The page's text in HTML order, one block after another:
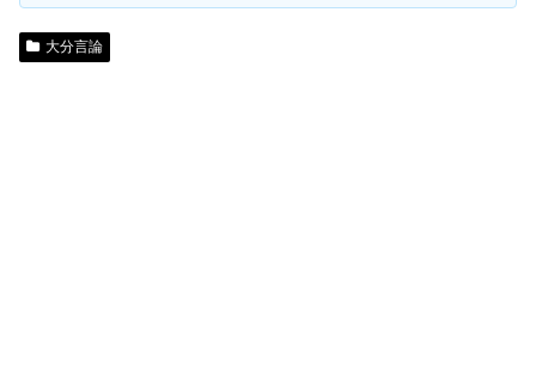
大分言論